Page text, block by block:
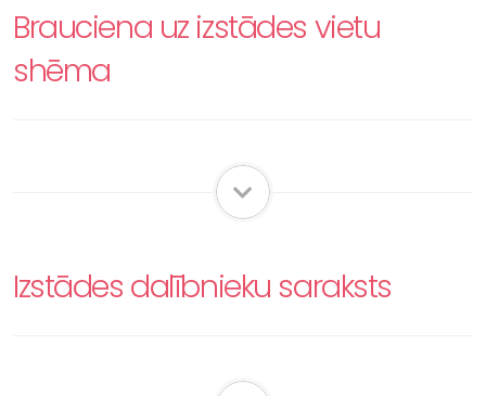
Brauciena uz izstādes vietu
shēma
Izstādes dalībnieku saraksts